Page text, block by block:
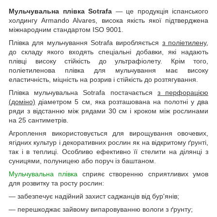
Мульчувальна плівка Sotrafa — це продукція іспанського
холдингу Armando Alvares, висока якість якої підтверджена
міжнародним стандартом ISO 9001.
Плівка для мульчування Sotrafa виробляється з поліетилену,
до складу якого входять спеціальні добавки, які надають
плівці високу стійкість до ультрафіолету. Крім того,
поліетиленова плівка для мульчування має високу
еластичність, міцність на розрив і стійкість до розтягування.
Плівка мульчувальна Sotrafa постачається з перфорацією
(доміно) діаметром 5 см, яка розташована на полотні у два
ряди з відстанню між рядами 30 см і кроком між рослинами
на 25 сантиметрів.
Агроплення використовується для вирощування овочевих,
ягідних культур і декоративних рослин як на відкритому ґрунті,
так і в теплиці. Особливо ефективно її стелити на ділянці з
суницями, полуницею або поруч із баштаном.
Мульчувальна плівка сприяє створенню сприятливих умов
для розвитку та росту рослин:
— забезпечує надійний захист саджанців від бур'янів;
— перешкоджає зайвому випаровуванню вологи з ґрунту;